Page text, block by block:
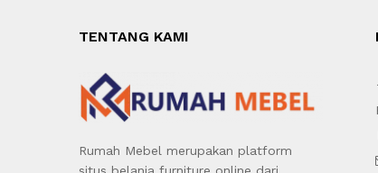
TENTANG KAMI
Rumah Mebel merupakan platform
situs belanja furniture online dari